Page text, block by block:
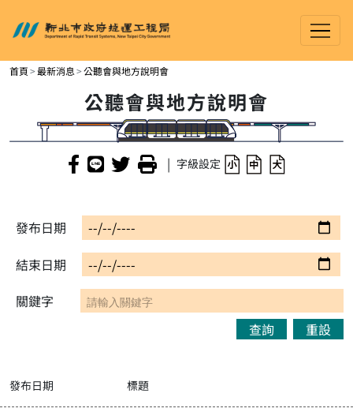
進入內容區塊
新北市政府捷運工程局
首頁 最新消息 公聽會與地方說明會
公聽會與地方說明會
| 字級設定
發布日期
結束日期
關鍵字
查詢
重設
發布日期 標題